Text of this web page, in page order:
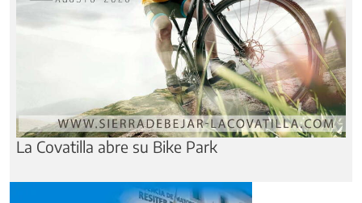
La Covatilla abre su Bike Park